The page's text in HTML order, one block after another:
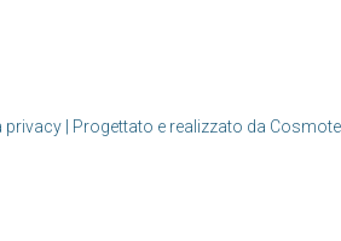
privacy | Progettato e realizzato da Cosmote